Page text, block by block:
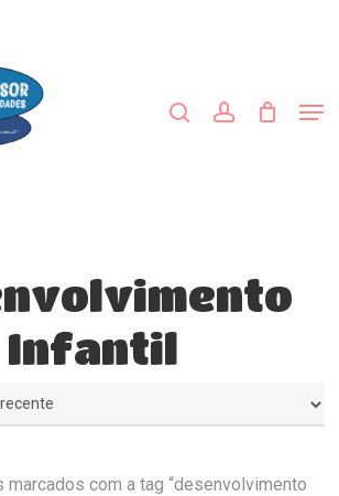
Infantil
marcados com a tag “desenvolvimento